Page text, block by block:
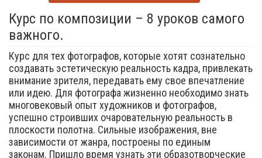
Курс по композиции – 8 уроков самого
важного.
Курс для тех фотографов, которые хотят сознательно
создавать эстетическую реальность кадра, привлекать
внимание зрителя, передавать ему свое впечатление
или идею. Для фотографа жизненно необходимо знать
многовековый опыт художников и фотографов,
успешно строивших очаровательную реальность в
плоскости полотна. Сильные изображения, вне
зависимости от жанра, построены по единым
законам. Пришло время узнать эти образотворческие